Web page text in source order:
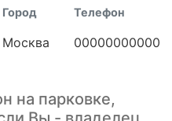
Город
Москва
Телефон
00000000000
на парковке,